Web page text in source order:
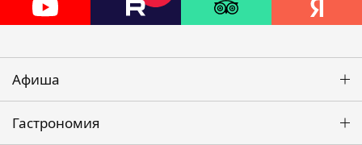
Афиша
Гастрономия